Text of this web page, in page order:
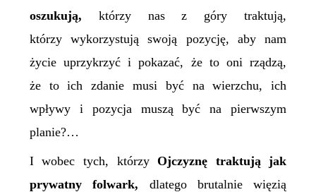
oszukują, którzy nas z góry traktują,
którzy wykorzystują swoją pozycję, aby nam
życie uprzykrzyć i pokazać, że to oni rządzą,
że toich zdanie musi być na wierzchu, ich
wpływy i pozycja muszą być na pierwszym
planie?…
I wobec tych, którzyOjczyznę traktują jak
prywatny folwark, dlatego brutalnie więzią